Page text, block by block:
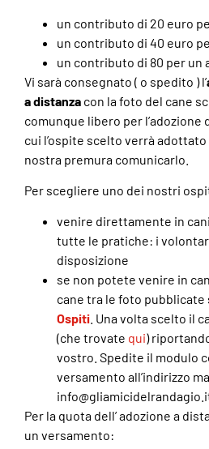
un contributo di 20 euro
un contributo di 40 euro
un contributo di 80 per un
Vi sarà consegnato ( o spedito ) l’
a distanza con la foto del cane
comunque libero per l’adozione
cui l’ospite scelto verrà
nostra premura comunicarlo.
Per scegliere uno dei nostri
venire direttamente in
tutte le pratiche: i
disposizione
se non potete venire in
cane tra le foto pubblicate
Ospiti . Una volta scelto il
(che trovate qui)
vostro. Spedite il modulo
versamento all’indirizzo
Per la quota dell’ adozione a
un versamento: